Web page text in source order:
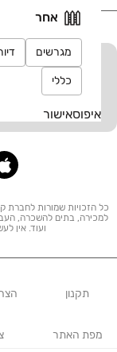
אחר
מגרשים
כללי
איפוסאישור
למכירה, בתים להשכרה,
ועוד. אין
תקנון
מפת האתר